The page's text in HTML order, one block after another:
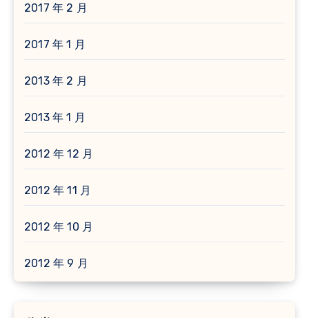
2017 年 2 月
2017 年 1 月
2013 年 2 月
2013 年 1 月
2012 年 12 月
2012 年 11 月
2012 年 10 月
2012 年 9 月